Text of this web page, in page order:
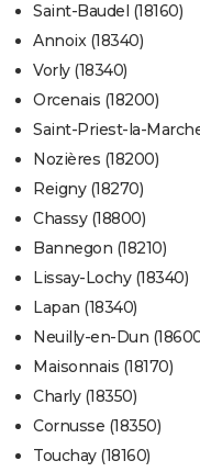
Saint-Baudel (18160)
Annoix (18340)
Vorly (18340)
Orcenais (18200)
Saint-Priest-la-
Nozières (18200)
Reigny (18270)
Chassy (18800)
Bannegon (18210)
Lissay-Lochy (18340)
Lapan (18340)
Neuilly-en-Dun
Maisonnais (18170)
Charly (18350)
Cornusse (18350)
Touchay (18160)